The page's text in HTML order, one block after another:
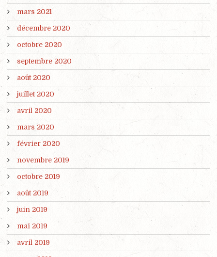
mars 2021
décembre 2020
octobre 2020
septembre 2020
août 2020
juillet 2020
avril 2020
mars 2020
février 2020
novembre 2019
octobre 2019
août 2019
juin 2019
mai 2019
avril 2019